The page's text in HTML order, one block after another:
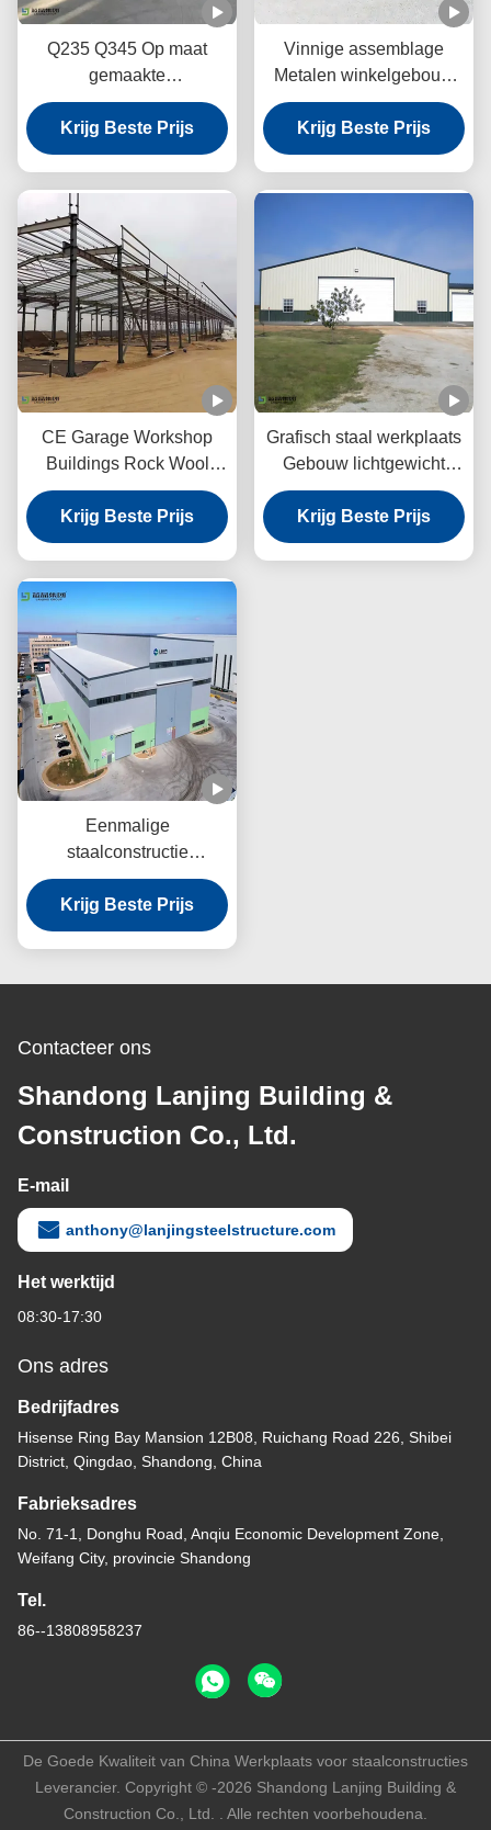
Q235 Q345 Op maat
gemaakte
staalconstructie
Werkplaats
Energiezuinige werking
Krijg Beste Prijs
Vinnige assemblage
Metalen winkelgebouw
Structurele staal A-klasse
Bolted verbinding
Krijg Beste Prijs
CE Garage Workshop
Buildings Rock Wool
Panel Portal Frame
Structure
Krijg Beste Prijs
Grafisch staal werkplaats
Gebouw lichtgewicht
Portal frame structuur
Krijg Beste Prijs
Eenmalige
staalconstructie
Werkplaats Warmgewalst
staal Strenge inspectie
Krijg Beste Prijs
Contacteer ons
Shandong Lanjing Building &
Construction Co., Ltd.
E-mail
anthony@lanjingsteelstructure.com
Het werktijd
08:30-17:30
Ons adres
Bedrijfadres
Hisense Ring Bay Mansion 12B08, Ruichang Road 226, Shibei
District, Qingdao, Shandong, China
Fabrieksadres
No. 71-1, Donghu Road, Anqiu Economic Development Zone,
Weifang City, provincie Shandong
Tel.
86--13808958237
De Goede Kwaliteit van China Werkplaats voor staalconstructies
Leverancier. Copyright © -2026 Shandong Lanjing Building &
Construction Co., Ltd. . Alle rechten voorbehoudena.